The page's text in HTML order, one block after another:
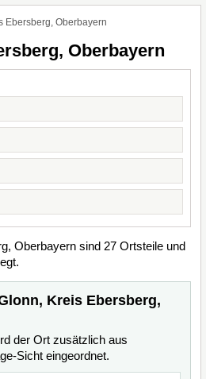
Ebersberg, Oberbayern
Oberbayern
Oberbayern sind 27 Ortsteile und
Kreis Ebersberg,
der Ort zusätzlich aus
Sicht eingeordnet.